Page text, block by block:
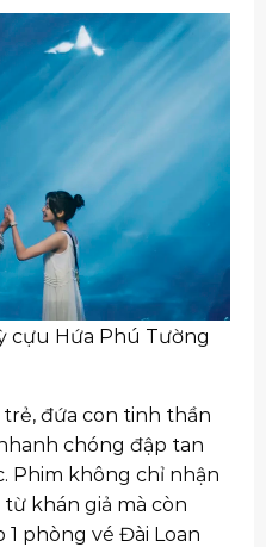
cựu Hứa Phú Tường
đứa con tinh thần
chóng đập tan
Phim không chỉ nhận
từ khán giả mà còn
phòng vé Đài Loan